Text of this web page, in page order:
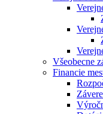
Všeobecne
Financie